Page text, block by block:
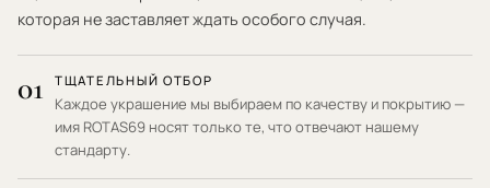
которая не заставляет ждать особого случая.
01 ТЩАТЕЛЬНЫЙ ОТБОР
Каждое украшение мы выбираем по качеству и покрытию —
имя ROTAS69 носят только те, что отвечают нашему
стандарту.